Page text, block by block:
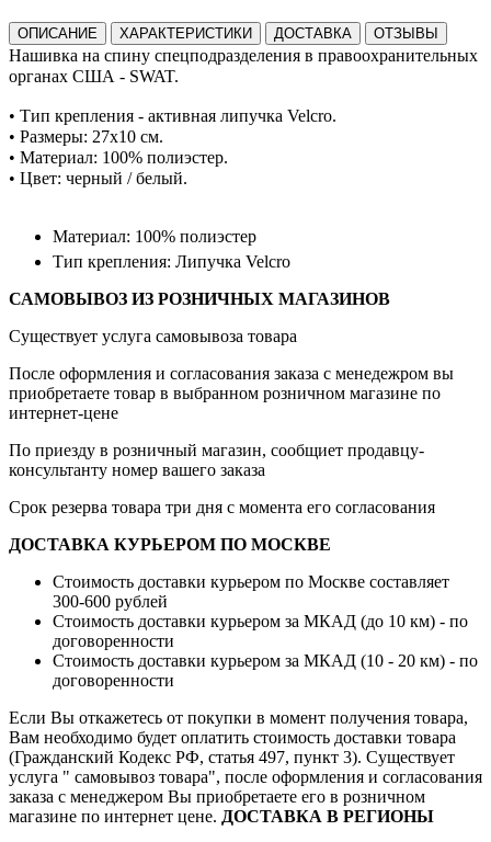
ОПИСАНИЕ ХАРАКТЕРИСТИКИ ДОСТАВКА ОТЗЫВЫ
Нашивка на спину cпецподразделения в правоохранительных
органах США - SWAT.
• Тип крепления - активная липучка Velcro.
• Размеры: 27x10 см.
• Материал: 100% полиэстер.
• Цвет: черный / белый.
Материал: 100% полиэстер
Тип крепления: Липучка Velcro
САМОВЫВОЗ ИЗ РОЗНИЧНЫХ МАГАЗИНОВ
Существует услуга самовывоза товара
После оформления и согласования заказа с менедежром вы
приобретаете товар в выбранном розничном магазине по
интернет-цене
По приезду в розничный магазин, сообщиет продавцу-
консультанту номер вашего заказа
Срок резерва товара три дня с момента его согласования
ДОСТАВКА КУРЬЕРОМ ПО МОСКВЕ
Стоимость доставки курьером по Москве составляет
300-600 рублей
Стоимость доставки курьером за МКАД (до 10 км) - по
договоренности
Стоимость доставки курьером за МКАД (10 - 20 км) - по
договоренности
Если Вы откажетесь от покупки в момент получения товара,
Вам необходимо будет оплатить стоимость доставки товара
(Гражданский Кодекс РФ, статья 497, пункт 3). Существует
услуга " самовывоз товара", после оформления и согласования
заказа с менеджером Вы приобретаете его в розничном
магазине по интернет цене. ДОСТАВКА В РЕГИОНЫ